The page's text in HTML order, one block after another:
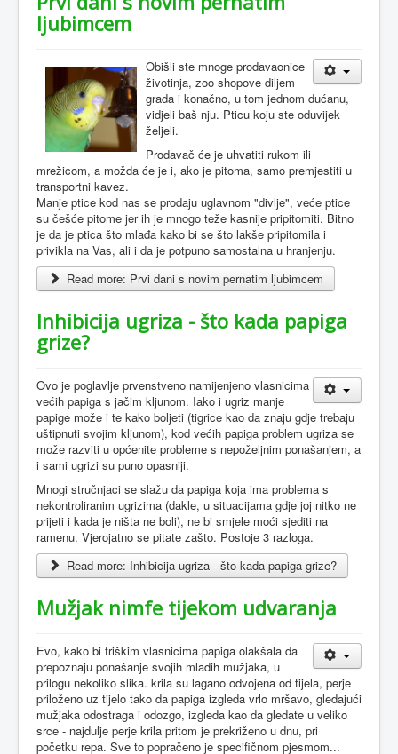
ljubimcem
Obišli ste mnoge prodavaonice
životinja, zoo shopove diljem
grada i konačno, u tom jednom dućanu,
vidjeli baš nju. Pticu koju ste oduvijek
željeli.
Prodavač će je uhvatiti rukom ili
mrežicom, a možda će je i, ako je pitoma, samo premjestiti u
transportni kavez.
Manje ptice kod nas se prodaju uglavnom "divlje", veće ptice
su češće pitome jer ih je mnogo teže kasnije pripitomiti. Bitno
je da je ptica što mlađa kako bi se što lakše pripitomila i
privikla na Vas, ali i da je potpuno samostalna u hranjenju.
Read more: Prvi dani s novim pernatim ljubimcem
Inhibicija ugriza - što kada papiga
grize?
Ovo je poglavlje prvenstveno namijenjeno vlasnicima
većih papiga s jačim kljunom. Iako i ugriz manje
papige može i te kako boljeti (tigrice kao da znaju gdje trebaju
uštipnuti svojim kljunom), kod većih papiga problem ugriza se
može razviti u općenite probleme s nepoželjnim ponašanjem, a
i sami ugrizi su puno opasniji.
Mnogi stručnjaci se slažu da papiga koja ima problema s
nekontroliranim ugrizima (dakle, u situacijama gdje joj nitko ne
prijeti i kada je ništa ne boli), ne bi smjele moći sjediti na
ramenu. Vjerojatno se pitate zašto. Postoje 3 razloga.
Read more: Inhibicija ugriza - što kada papiga grize?
Mužjak nimfe tijekom udvaranja
Evo, kako bi friškim vlasnicima papiga olakšala da
prepoznaju ponašanje svojih mladih mužjaka, u
prilogu nekoliko slika. krila su lagano odvojena od tijela, perje
priloženo uz tijelo tako da papiga izgleda vrlo mršavo, gledajući
mužjaka odostraga i odozgo, izgleda kao da gledate u veliko
srce - najdulje perje krila pritom je prekriženo u dnu, pri
početku repa. Sve to popračeno je specifičnom pjesmom...